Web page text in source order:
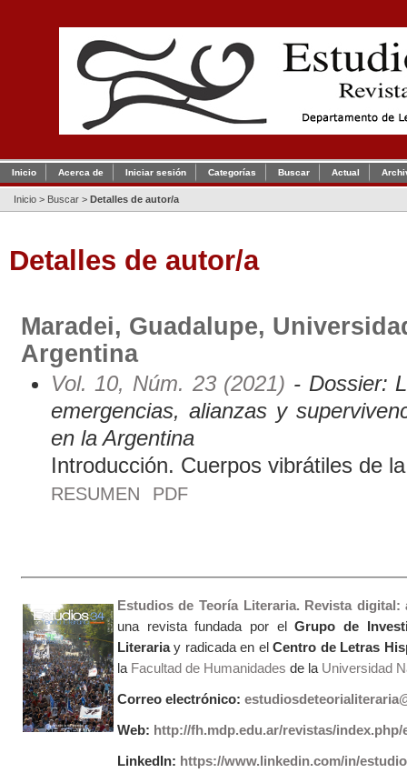
Inicio Acerca de Iniciar sesión Categorías Buscar Actual
Inicio > Buscar > Detalles de autor/a
Detalles de autor/a
Maradei, Guadalupe,
Argentina
Vol. 10, Núm. 23 (2021) - Dossier:
emergencias, alianzas y
en la Argentina
Introducción. Cuerpos vibrátiles de
RESUMEN PDF
Estudios de Teoría Literaria. Revista
una revista fundada por elGrupo de
Literariay radicada en elCentro de Letras
la Facultad de Humanidades de laUniversidad
Correo electrónico:
Web: http://fh.mdp.edu.ar/revistas/index.php/
LinkedIn: https://www.linkedin.com/in/